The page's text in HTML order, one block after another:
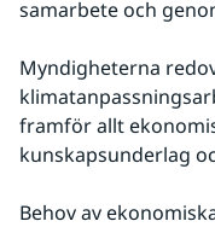
samarbete och
Myndigheterna
framför allt
kunskapsunderlag
Behov av